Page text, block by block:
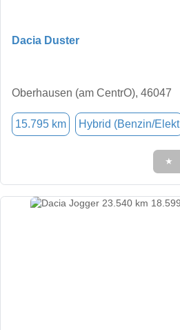
Dacia Duster
Oberhausen (am CentrO), 46047
15.795 km Hybrid (Benzin/Elekt
★